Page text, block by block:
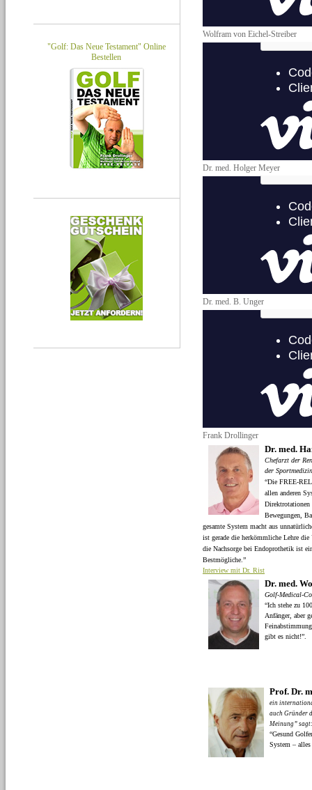
"Golf: Das Neue Testament" Online
Bestellen
Wolfram von Eichel-Streiber
Dr. med. Holger Meyer
Dr. med. B. Unger
Frank Drollinger
Dr. med.
Chefarzt der
der
“Die FREE-
allen anderen
Direktrotationen
Bewegungen,
gesamte System macht aus
ist gerade die herkömmliche Lehre die
die Nachsorge bei Endoprothetik ist
Bestmögliche.”
Interview mit Dr. Rist
Dr. med.
Golf-Medical-
“Ich stehe zu
Anfänger, aber
gibt es nicht!”.
Prof. Dr.
ein
auch Gründer
Meinung” sagt:
“Gesund
System –